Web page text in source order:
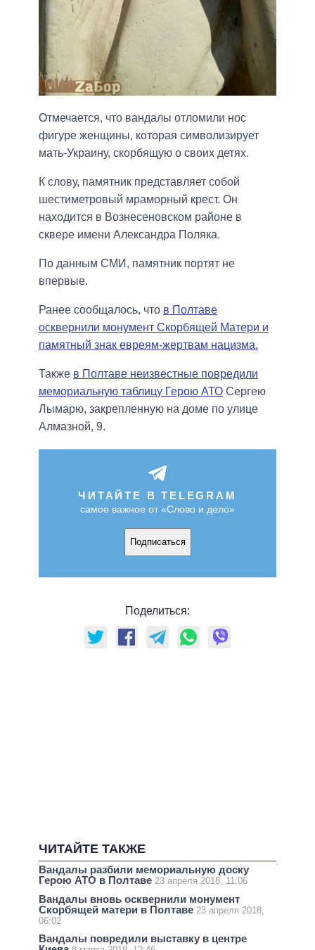
Отмечается, что вандалы отломили нос
фигуре женщины, которая символизирует
мать-Украину, скорбящую о своих детях.
К слову, памятник представляет собой
шестиметровый мраморный крест. Он
находится в Вознесеновском районе в
сквере имени Александра Поляка.
По данным СМИ, памятник портят не
впервые.
Ранее сообщалось, что в Полтаве
осквернили монумент Скорбящей Матери и
памятный знак евреям-жертвам нацизма.
Также в Полтаве неизвестные повредили
мемориальную таблицу Герою АТО Сергею
Лымарю, закрепленную на доме по улице
Алмазной, 9.
ЧИТАЙТЕ В TELEGRAM
самое важное от «Слово и дело»
Подписаться
Поделиться:
ЧИТАЙТЕ ТАКЖЕ
Вандалы разбили мемориальную доску
Герою АТО в Полтаве 23 апреля 2018, 11:06
Вандалы вновь осквернили монумент
Скорбящей матери в Полтаве 23 апреля 2018,
06:02
Вандалы повредили выставку в центре